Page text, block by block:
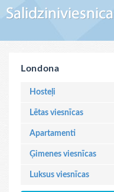
Londona
Hosteļi
Lētas viesnīcas
Apartamenti
Ģimenes viesnīcas
Luksus viesnīcas